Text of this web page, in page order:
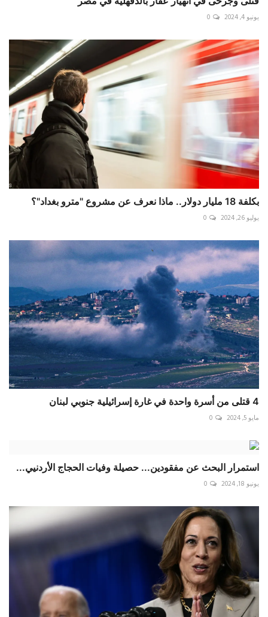
يونيو 4, 2024 0
بكلفة 18 مليار دولار.. ماذا نعرف عن مشروع "مترو بغداد"؟
يوليو 26, 2024 0
4 قتلى من أسرة واحدة في غارة إسرائيلية جنوبي لبنان
مايو 5, 2024 0
استمرار البحث عن مفقودين... حصيلة وفيات الحجاج الأردنيي...
يونيو 18, 2024 0